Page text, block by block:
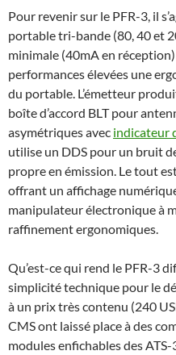
Pour revenir sur le PFR-3, il
portable tri-bande (80, 40 et
minimale (40mA en
performances élevées une
du portable. L’émetteur
boîte d’accord BLT pour
asymétriques avec indicateur
utilise un DDS pour un bruit
propre en émission. Le tout
offrant un affichage
manipulateur électronique à
raffinement ergonomiques.
Qu’est-ce qui rend le PFR-3
simplicité technique pour le
à un prix très contenu (240
CMS ont laissé place à des
modules enfichables des